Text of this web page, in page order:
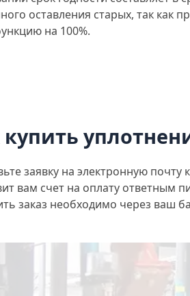
оставления старых, так как
на 100%.
заявку на электронную
вам счет на оплату ответным
заказ необходимо через ваш